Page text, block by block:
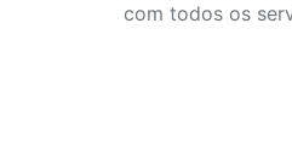
com todos os